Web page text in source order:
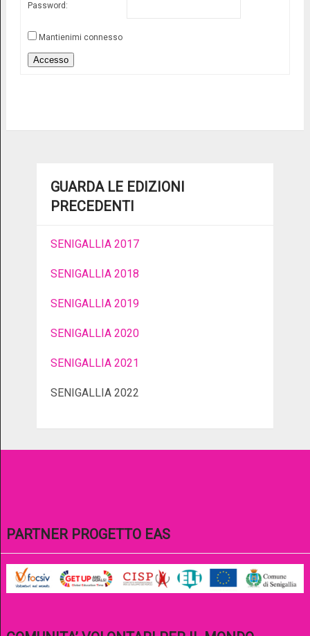
Password:
Mantienimi connesso
Accesso
GUARDA LE EDIZIONI
PRECEDENTI
SENIGALLIA 2017
SENIGALLIA 2018
SENIGALLIA 2019
SENIGALLIA 2020
SENIGALLIA 2021
SENIGALLIA 2022
PARTNER PROGETTO EAS